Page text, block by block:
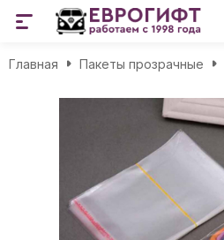
Главная Пакеты прозрачные